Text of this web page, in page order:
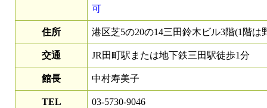
可
住所 港区芝5の20の14三田鈴木ビル3階(1階は
交通 JR田町駅または地下鉄三田駅徒歩1分
館長 中村寿美子
TEL 03-5730-9046